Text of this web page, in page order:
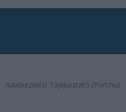
Adatkezelési Tájékoztató (Port.hu)